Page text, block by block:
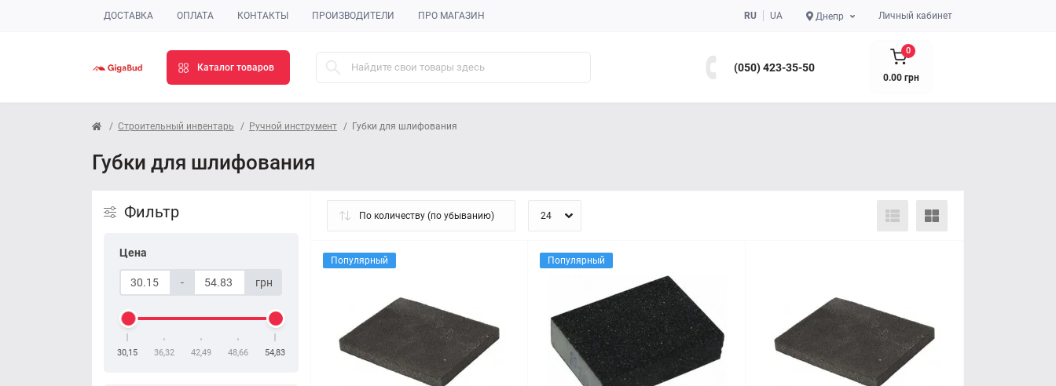
ДОСТАВКА ОПЛАТА КОНТАКТЫ ПРОИЗВОДИТЕЛИ ПРО МАГАЗИН RU UA Днепр Личный кабинет
Каталог товаров (050) 423-35-50
0
0.00 грн
Строительный инвентарь Ручной инструмент Губки для шлифования
Губки для шлифования
Фильтр
Цена
- грн
30,15 36,32 42,49 48,66 54,83
Популярный Популярный